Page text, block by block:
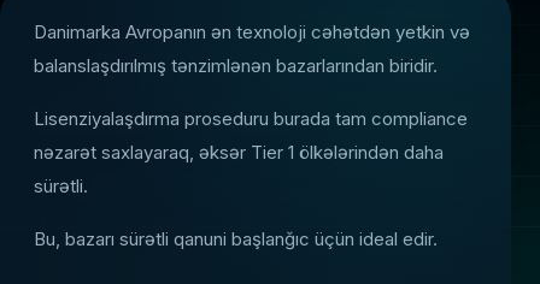
Danimarka Avropanın ən texnoloji cəhətdən yetkin və
balanslaşdırılmış tənzimlənən bazarlarından biridir.
Lisenziyalaşdırma proseduru burada tam compliance
nəzarət saxlayaraq, əksər Tier 1 ölkələrindən daha
sürətli.
Bu, bazarı sürətli qanuni başlanğıc üçün ideal edir.